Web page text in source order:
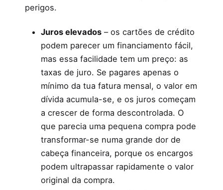
perigos.
Juros elevados – os cartões de crédito
podem parecer um financiamento fácil,
mas essa facilidade tem um preço: as
taxas de juro. Se pagares apenas o
mínimo da tua fatura mensal, o valor em
dívida acumula-se, e os juros começam
a crescer de forma descontrolada. O
que parecia uma pequena compra pode
transformar-se numa grande dor de
cabeça financeira, porque os encargos
podem ultrapassar rapidamente o valor
original da compra.